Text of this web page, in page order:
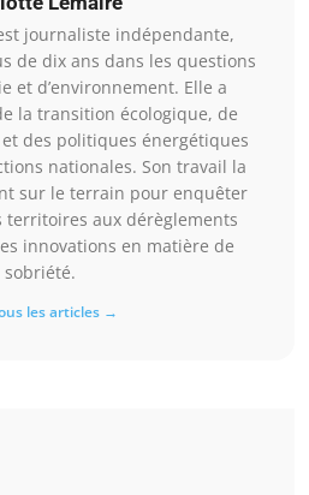
journaliste indépendante,
de dix ans dans les questions
et d’environnement. Elle a
la transition écologique, de
des politiques énergétiques
nationales. Son travail la
sur le terrain pour enquêter
territoires aux dérèglements
innovations en matière de
sobriété.
les articles →